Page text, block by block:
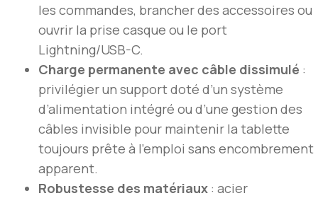
les commandes, brancher des accessoires ou
ouvrir la prise casque ou le port
Lightning/USB-C.
Charge permanente avec câble dissimulé :
privilégier un support doté d’un système
d’alimentation intégré ou d’une gestion des
câbles invisible pour maintenir la tablette
toujours prête à l’emploi sans encombrement
apparent.
Robustesse des matériaux : acier